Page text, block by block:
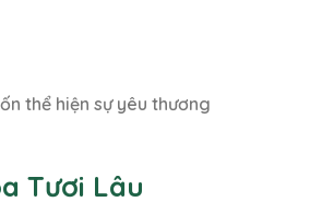
thể hiện sự yêu thương
Tươi Lâu